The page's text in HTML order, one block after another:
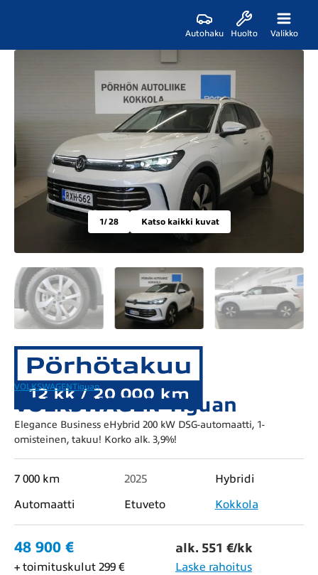
Autohaku Huolto Valikko
1/ 28 Katso kaikki kuvat
VOLKSWAGENTiguan
VOLKSWAGEN Tiguan
Elegance Business eHybrid 200 kW DSG-automaatti, 1-
omisteinen, takuu! Korko alk. 3,9%!
7 000 km 2025
Hybridi
Automaatti
Etuveto Kokkola
48 900 € alk. 551 €/kk
+ toimituskulut 299 € Laske rahoitus